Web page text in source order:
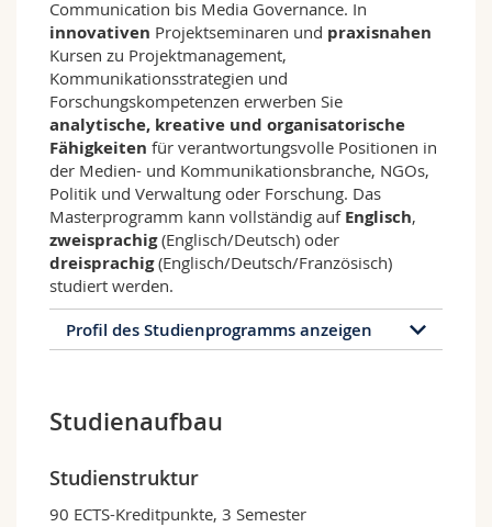
Communication bis Media Governance. In
innovativen Projektseminaren und praxisnahen
Kursen zu Projektmanagement,
Kommunikationsstrategien und
Forschungskompetenzen erwerben Sie
analytische, kreative und organisatorische
Fähigkeiten für verantwortungsvolle Positionen in
der Medien- und Kommunikationsbranche, NGOs,
Politik und Verwaltung oder Forschung. Das
Masterprogramm kann vollständig auf Englisch,
zweisprachig(Englisch/Deutsch) oder
dreisprachig(Englisch/Deutsch/Französisch)
studiert werden.
Profil des Studienprogramms anzeigen
Das Masterprogramm «Digital Media &
Universität Freiburg steht unter dem
Leitgedanken «Shaping Media and
Communication in the Public Interest
Studienaufbau
Studienstruktur
90 ECTS-Kreditpunkte, 3 Semester